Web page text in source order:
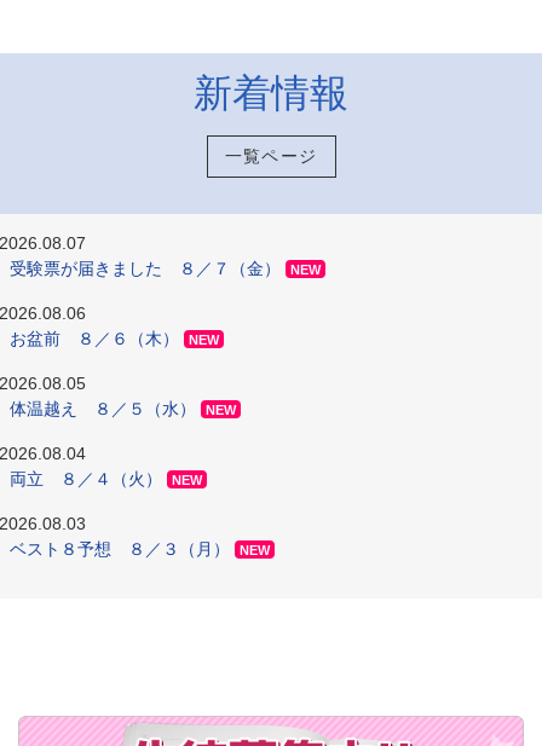
新着情報
一覧ページ
2026.08.07
受験票が届きました ８／７（金）
NEW
2026.08.06
お盆前 ８／６（木）
NEW
2026.08.05
体温越え ８／５（水）
NEW
2026.08.04
両立 ８／４（火）
NEW
2026.08.03
ベスト８予想 ８／３（月）
NEW